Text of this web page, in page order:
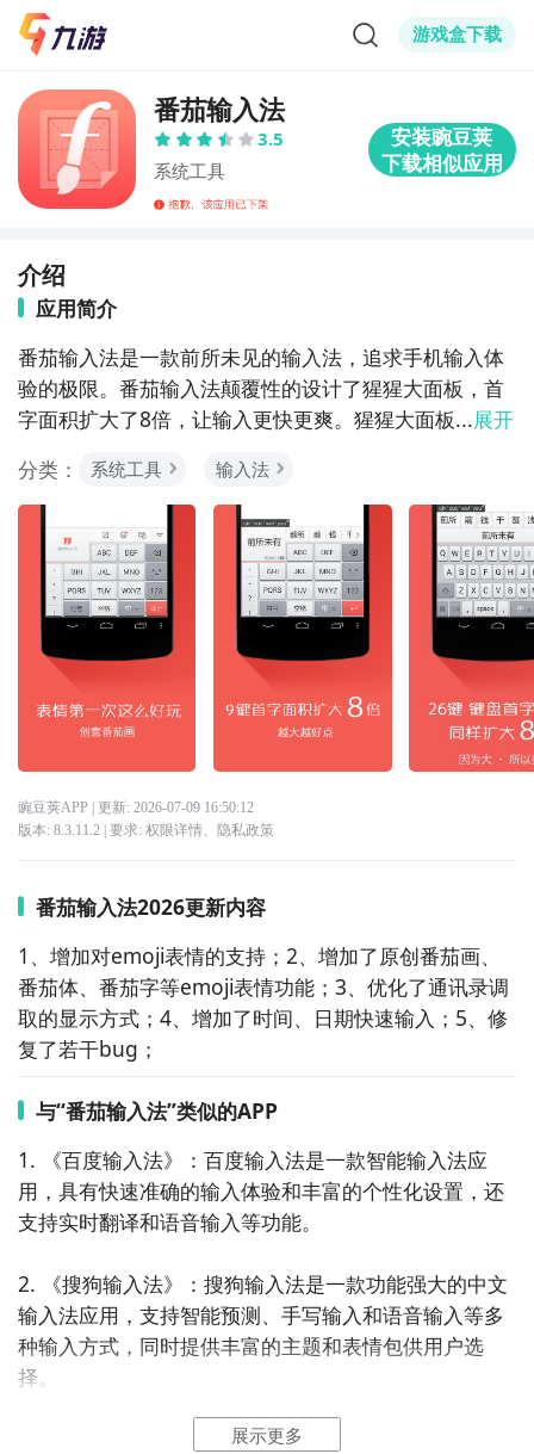
游戏盒下载
番茄输入法
3.5
系统工具
介绍
应用简介
番茄输入法是一款前所未见的输入法，追求手机输入体
验的极限。番茄输入法颠覆性的设计了猩猩大面板，首
字面积扩大了8倍，让输入更快更爽。猩猩大面板...展开
分类：
系统工具 输入法
豌豆荚APP | 更新: 2026-07-09 16:50:12
版本: 8.3.11.2| 要求: 权限详情、 隐私政策
番茄输入法2026更新内容
1、增加对emoji表情的支持；2、增加了原创番茄画、
番茄体、番茄字等emoji表情功能；3、优化了通讯录调
取的显示方式；4、增加了时间、日期快速输入；5、修
复了若干bug；
与“番茄输入法”类似的APP
1. 《百度输入法》：百度输入法是一款智能输入法应
用，具有快速准确的输入体验和丰富的个性化设置，还
支持实时翻译和语音输入等功能。
2. 《搜狗输入法》：搜狗输入法是一款功能强大的中文
输入法应用，支持智能预测、手写输入和语音输入等多
种输入方式，同时提供丰富的主题和表情包供用户选
择。
3. 《华为输入法》：华为输入法是华为手机自带的输入
展示更多